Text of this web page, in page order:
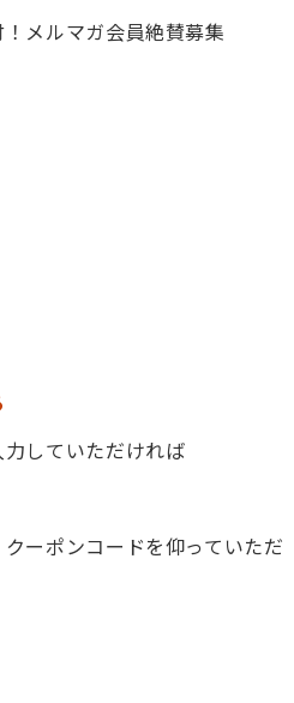
メルマガ会員絶賛募集
していただければ
ーポンコードを仰っていただ